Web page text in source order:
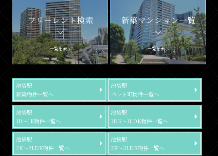
フリーレント検索
一覧を表示
新築マンション一覧
一覧を表示
池袋駅
新築物件一覧へ
池袋駅
ペット可物件一覧へ
池袋駅
1R～1K物件一覧へ
池袋駅
1DK～1LDK物件一覧へ
池袋駅
2K～2LDK物件一覧へ
池袋駅
3K～3LDK物件一覧へ